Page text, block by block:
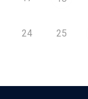
24 25